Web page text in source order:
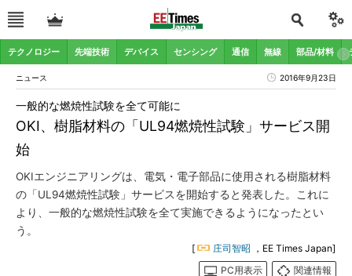
テクノロジー 先端技術 デバイス センシング 通信 無線 部品/材料
ニュース 2016年9月23日
OKI、樹脂材料の「UL94燃焼性試験」サービス開
始
一般的な燃焼性試験を全て可能に
OKIエンジニアリングは、電気・電子部品に使用される樹脂材料
の「UL94燃焼性試験」サービスを開始すると発表した。これに
より、一般的な燃焼性試験を全て実施できるようになったとい
う。
[ 庄司智昭 ，EE Times Japan]
PC用表示
関連情報